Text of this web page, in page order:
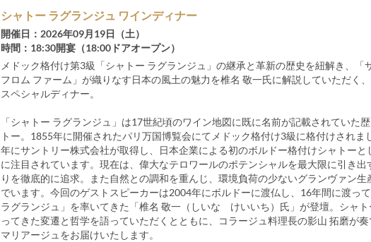
シャトー ラグランジュ ワインディナー
開催日：2026年09月19日（土）
時間：18:30開宴（18:00ドアオープン）
メドック格付け第3級「シャトー ラグランジュ」の継承と革新の歴史を紐解き、「
フロム ファーム」が織りなす日本の風土の魅力を椎名 敬一氏に解説していただく
スペシャルディナー。
「シャトー ラグランジュ」は17世紀頃のワイン地図に既に名前が記載されていた
トー。1855年に開催されたパリ万国博覧会にてメドック格付け3級に格付けされま
年にサントリー株式会社が取得し、日本企業による初のボルドー格付けシャトーと
に注目されています。現在は、偉大なテロワールのポテンシャルを最大限に引き出
りを徹底的に追求。また自然との調和を重んじ、環境負荷の少ないグランヴァン生
でいます。今回のゲストスピーカーは2004年にボルドーに渡仏し、16年間に渡っ
ラグランジュ」を率いてきた「椎名 敬一（しいな けいいち）氏」が登壇。シャト
ってきた変遷と哲学を語っていただくとともに、コラージュ料理長の影山 拓磨が
マリアージュをお届けいたします。